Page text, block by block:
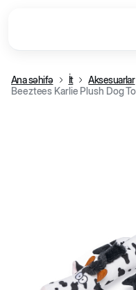
Ana səhifə İt Aksesuarlar